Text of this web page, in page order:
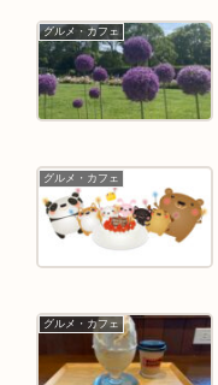
グルメ・カフェ
グルメ・カフェ
グルメ・カフェ